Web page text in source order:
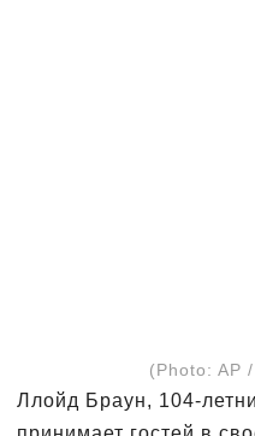
(Photo: AP
Ллойд Браун, 104-